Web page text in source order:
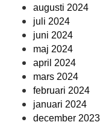
augusti 2024
juli 2024
juni 2024
maj 2024
april 2024
mars 2024
februari 2024
januari 2024
december 2023